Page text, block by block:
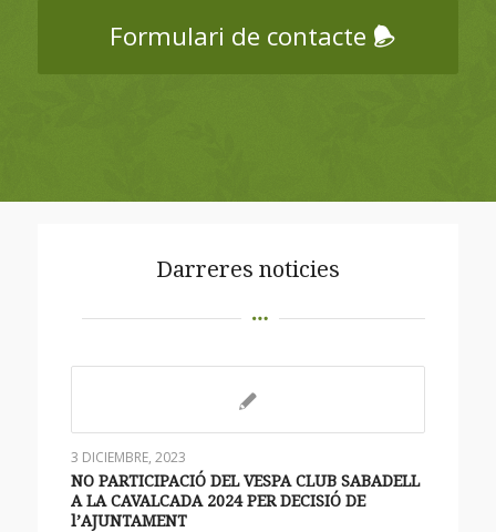
Formulari de contacte
Darreres noticies
3 DICIEMBRE, 2023
NO PARTICIPACIÓ DEL VESPA CLUB SABADELL
A LA CAVALCADA 2024 PER DECISIÓ DE
l’AJUNTAMENT